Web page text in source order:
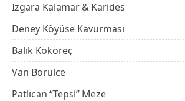
Izgara Kalamar & Karides
Deney Köyüse Kavurması
Balık Kokoreç
Van Börülce
Patlıcan “Tepsi” Meze